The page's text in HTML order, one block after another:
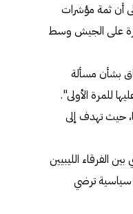
أن ثمة مؤشرات
على الجيش وسط
بشأن مسألة
للمرة الأولى".
حيث تهدف إلى
الفرقاء الليبيين
سياسية ترضي